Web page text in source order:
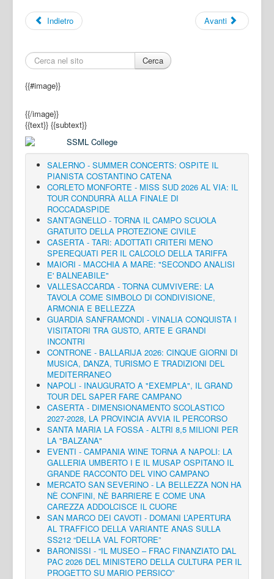
Indietro Avanti
Cerca
{{#image}}
{{/image}}
{{text}} {{subtext}}
SALERNO - SUMMER CONCERTS: OSPITE IL
PIANISTA COSTANTINO CATENA
CORLETO MONFORTE - MISS SUD 2026 AL VIA: IL
TOUR CONDURRÀ ALLA FINALE DI
ROCCADASPIDE
SANT’AGNELLO - TORNA IL CAMPO SCUOLA
GRATUITO DELLA PROTEZIONE CIVILE
CASERTA - TARI: ADOTTATI CRITERI MENO
SPEREQUATI PER IL CALCOLO DELLA TARIFFA
MAIORI - MACCHIA A MARE: "SECONDO ANALISI
E' BALNEABILE"
VALLESACCARDA - TORNA CUMVIVERE: LA
TAVOLA COME SIMBOLO DI CONDIVISIONE,
ARMONIA E BELLEZZA
GUARDIA SANFRAMONDI - VINALIA CONQUISTA I
VISITATORI TRA GUSTO, ARTE E GRANDI
INCONTRI
CONTRONE - BALLARIJA 2026: CINQUE GIORNI DI
MUSICA, DANZA, TURISMO E TRADIZIONI DEL
MEDITERRANEO
NAPOLI - INAUGURATO A "EXEMPLA", IL GRAND
TOUR DEL SAPER FARE CAMPANO
CASERTA - DIMENSIONAMENTO SCOLASTICO
2027-2028, LA PROVINCIA AVVIA IL PERCORSO
SANTA MARIA LA FOSSA - ALTRI 8,5 MILIONI PER
LA "BALZANA"
EVENTI - CAMPANIA WINE TORNA A NAPOLI: LA
GALLERIA UMBERTO I E IL MUSAP OSPITANO IL
GRANDE RACCONTO DEL VINO CAMPANO
MERCATO SAN SEVERINO - LA BELLEZZA NON HA
NÈ CONFINI, NÈ BARRIERE E COME UNA
CAREZZA ADDOLCISCE IL CUORE
SAN MARCO DEI CAVOTI - DOMANI L’APERTURA
AL TRAFFICO DELLA VARIANTE ANAS SULLA
SS212 “DELLA VAL FORTORE”
BARONISSI - “IL MUSEO – FRAC FINANZIATO DAL
PAC 2026 DEL MINISTERO DELLA CULTURA PER IL
PROGETTO SU MARIO PERSICO”